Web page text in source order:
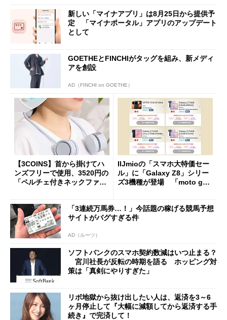
新しい「マイナアプリ」は8月25日から提供予
定 「マイナポータル」アプリのアップデート
として
GOETHEとFINCHIがタッグを組み、新メディ
アを創設
AD（FINCHI on GOETHE）
【3COINS】首から掛けてハ
ンズフリーで使用、3520円の
「ペルチェ付きネックファ
IIJmioの「スマホ大特価セー
ル」に「Galaxy Z8」シリー
ズ3機種が登場 「moto g37
「3連続万馬券…！」今話題の稼げる競馬予想
サイトがバグすぎる件
AD（ルーツ）
ソフトバンクのスマホ契約数減はいつ止まる？
宮川社長が反転の時期を語る ホッピング対
策は「真剣にやりすぎた」
リボ地獄から抜け出したい人は、返済を3～6
ヶ月停止して『大幅に減額してから返済する手
続き』で完済して！